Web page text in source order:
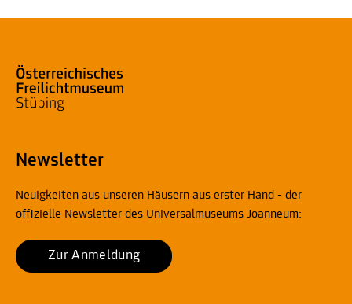
Newsletter
Neuigkeiten aus unseren Häusern aus erster Hand - der
offizielle Newsletter des Universalmuseums Joanneum:
Zur Anmeldung